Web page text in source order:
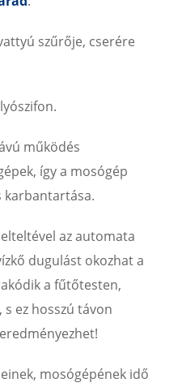
szűrője, cserére
működés
így a mosógép
karbantartása.
az automata
dugulást okozhat a
a fűtőtesten,
ez hosszú távon
mosógépének idő